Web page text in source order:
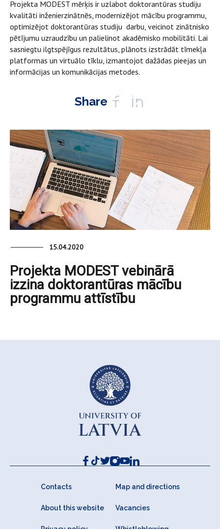
Projekta MODEST mērķis ir uzlabot doktorantūras studiju
kvalitāti inženierzinātnēs, modernizējot mācību programmu,
optimizējot doktorantūras studiju darbu, veicinot zinātnisko
pētījumu uzraudzību un palielinot akadēmisko mobilitāti. Lai
sasniegtu ilgtspējīgus rezultātus, plānots izstrādāt tīmekļa
platformas un virtuālo tīklu, izmantojot dažādas pieejas un
informācijas un komunikācijas metodes.
Share
15.04.2020
Projekta MODEST vebinārā
izzina doktorantūras mācību
programmu attīstību
Contacts Map and directions
About this website Vacancies